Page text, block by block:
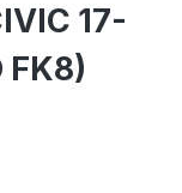
17-
FK8)